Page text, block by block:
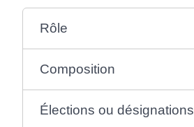
Rôle
Composition
Élections ou désignations